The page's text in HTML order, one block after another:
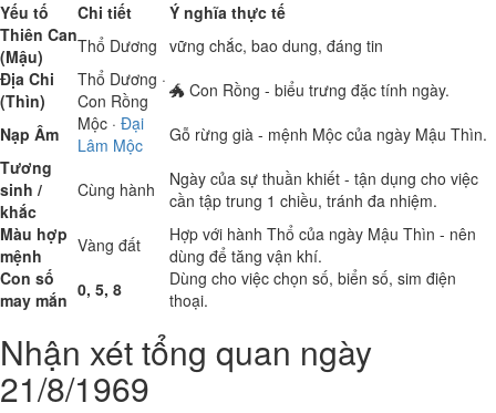
Yếu tố
Chi tiết
Ý nghĩa thực tế
Thiên Can
(Mậu)
Thổ Dương vững chắc, bao dung, đáng tin
Địa Chi
(Thìn)
Thổ Dương ·
Con Rồng
🐲 Con Rồng - biểu trưng đặc tính ngày.
Nạp Âm
Mộc · Đại
Lâm Mộc
Gỗ rừng già - mệnh Mộc của ngày Mậu Thìn.
Tương
sinh /
khắc
Cùng hành
Ngày của sự thuần khiết - tận dụng cho việc
cần tập trung 1 chiều, tránh đa nhiệm.
Màu hợp
mệnh
Vàng đất
Hợp với hành Thổ của ngày Mậu Thìn - nên
dùng để tăng vận khí.
Con số
may mắn 0, 5, 8
Dùng cho việc chọn số, biển số, sim điện
thoại.
Nhận xét tổng quan ngày
21/8/1969